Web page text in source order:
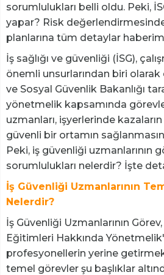
sorumlulukları belli oldu. Peki,
yapar? Risk
planlarına tüm detaylar
İş sağlığı ve güvenliği (İSG),
önemli unsurlarından biri olarak
ve Sosyal Güvenlik Bakanlığı
yönetmelik kapsamında
uzmanları, işyerlerinde
güvenli bir ortamın
Peki, iş güvenliği uzmanlarının
sorumlulukları nelerdir? İşte
İş Güvenliği Uzmanlarının
Nelerdir?
İş Güvenliği Uzmanlarının
Eğitimleri Hakkında
profesyonellerin yerine
temel görevler şu başlıklar